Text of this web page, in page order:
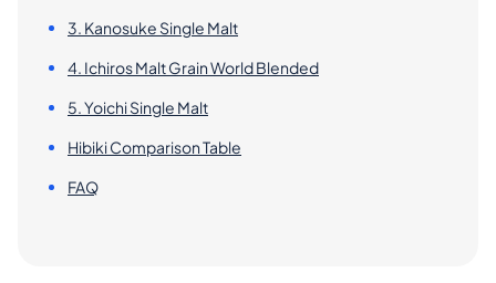
3. Kanosuke Single Malt
4. Ichiros Malt Grain World Blended
5. Yoichi Single Malt
Hibiki Comparison Table
FAQ